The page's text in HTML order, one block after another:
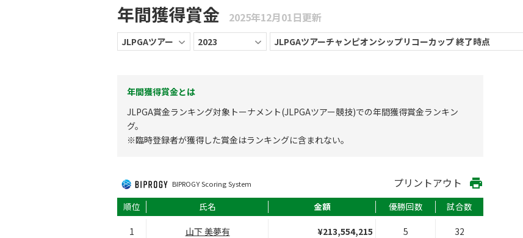
年間獲得賞金 2025年12月01日更新
年間獲得賞金とは
JLPGA賞金ランキング対象トーナメント(JLPGAツアー競技)での年間獲得賞金ランキン
グ。
※臨時登録者が獲得した賞金はランキングに含まれない。
BIPROGY Scoring System プリントアウト print
順位 氏名 金額 優勝回数 試合数
1 山下 美夢有 ¥213,554,215 5 32